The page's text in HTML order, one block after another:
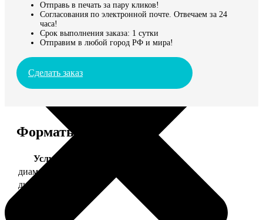
Отправь в печать за пару кликов!
Согласования по электронной почте. Отвечаем за 24
часа!
Срок выполнения заказа: 1 сутки
Отправим в любой город РФ и мира!
Сделать заказ
Форматы и цены
Услуга
диаметр 37 мм
диаметр 56 мм